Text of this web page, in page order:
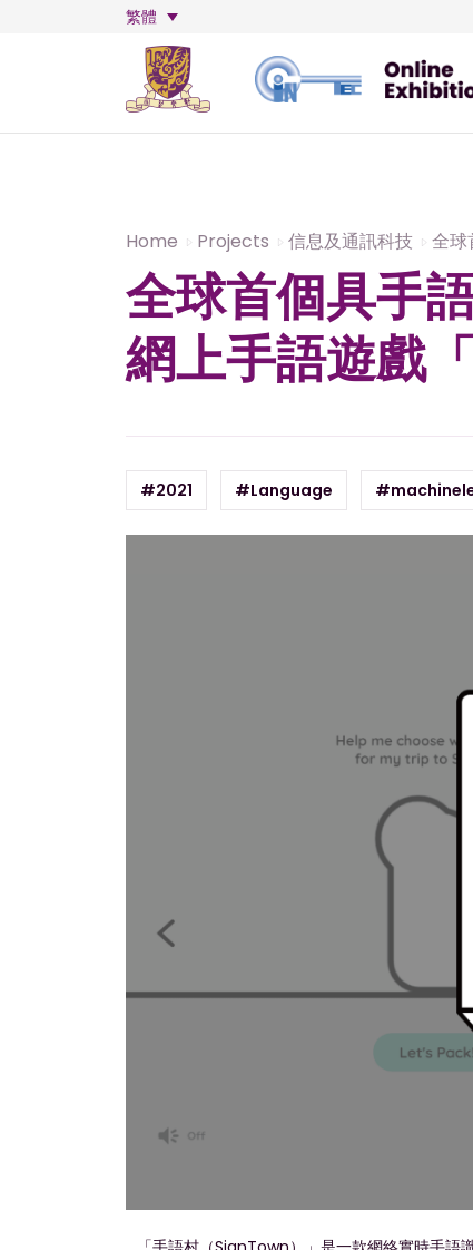
繁體
Home Projects 信息及通訊科技 全球
全球首個具手
網上手語遊戲
#2021 #Language